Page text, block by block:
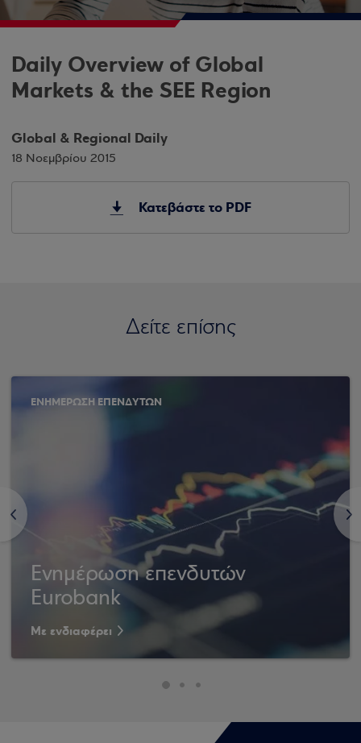
Daily Overview of Global
Markets & the SEE Region
Global & Regional Daily
18 Νοεμβρίου 2015
Κατεβάστε το PDF
Δείτε επίσης
<
ΕΝΗΜΕΡΩΣΗ ΕΠΕΝΔΥΤΩΝ
Ενημέρωση επενδυτών
Eurobank
Με ενδιαφέρει
>